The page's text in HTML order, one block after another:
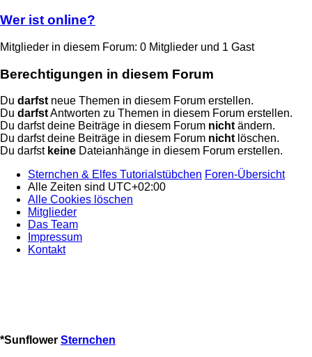
Wer ist online?
Mitglieder in diesem Forum: 0 Mitglieder und 1 Gast
Berechtigungen in diesem Forum
Du darfstneue Themen in diesem Forum erstellen.
Du darfstAntworten zu Themen in diesem Forum erstellen.
Du darfst deine Beiträge in diesem Forum nichtändern.
Du darfst deine Beiträge in diesem Forum nichtlöschen.
Du darfst keine Dateianhänge in diesem Forum erstellen.
Sternchen & Elfes Tutorialstübchen Foren-Übersicht
Alle Zeiten sind UTC+02:00
Alle Cookies löschen
Mitglieder
Das Team
Impressum
Kontakt
*Sunflower Sternchen